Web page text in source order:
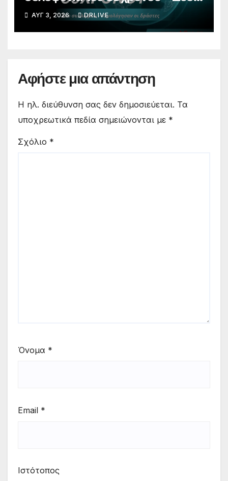
συλλήψεις, ομολόγησαν οι
δράστες
ΑΥΓ 3, 2026 DRLIVE
Αφήστε μια απάντηση
Η ηλ. διεύθυνση σας δεν δημοσιεύεται. Τα
υποχρεωτικά πεδία σημειώνονται με *
Σχόλιο *
Όνομα *
Email *
Ιστότοπος